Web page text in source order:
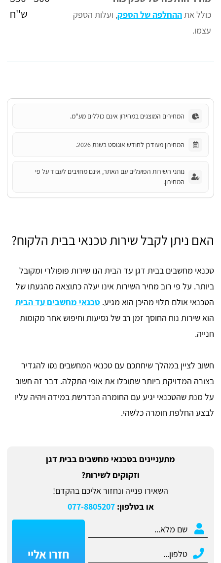
כולל אתההחלפה של הספק, ועלות הספק
עצמו.
ש''ח
המחירים המוצגים במחירון אינם כוללים מע"מ.
המחירון מעודכן לחודש אוגוסט בשנת 2026.
נותני השירות הפועלים עם האתר, אינם מחויבים לעבוד על פי
המחירון.
האם ניתן לקבל שירות טכנאי בבית הלקוח?
טכנאי מחשבים בבית דגן עד הבית הנו שירות פופולרי ומקובל
ביותר. על פי רוב מחיר השירות אינו יעלה כתוצאה מהגעתו של
הטכנאי אולם תלוי מהיכן הוא מגיע. טכנאי מחשבים עד הבית
הוא שירות נוח החוסך זמן רב של נסיעות וחיפוש אחר מקומות
חנייה.
חשוב לציין במהלך שיחתכם עם טכנאי המחשבים נסו להגדיר
בצורה המדויקת ביותר שתוכלו את אופי התקלה. דבר זה חשוב
על מנת שהטכנאי יגיע עם החומרה הנדרשת במידה ויהיה עליו
לבצע החלפת חומרה כלשהי.
מתעניינים בטכנאי מחשבים בבית דגן
וזקוקים לשירות?
השאירו פנייה ונחזור אליכם בהקדם!
או בטלפון:077-8805207
חזרו אליי